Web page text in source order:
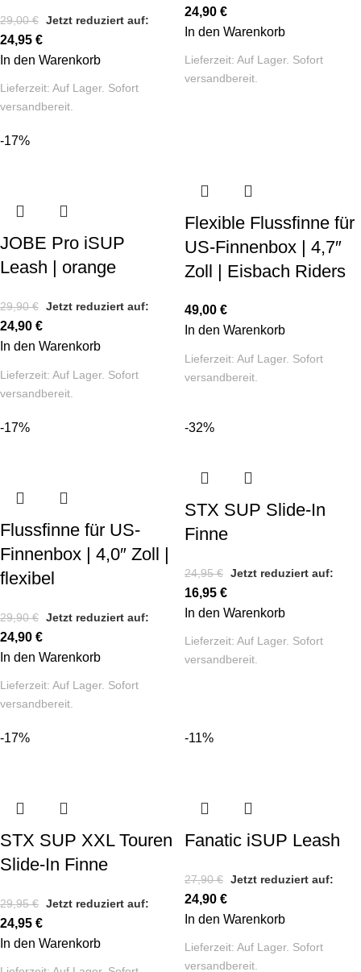
29,00€ Jetzt reduziert auf:
24,95 €
In den Warenkorb
Lieferzeit: Auf Lager. Sofort
versandbereit.
24,90 €
In den Warenkorb
Lieferzeit: Auf Lager. Sofort
versandbereit.
-17%
JOBE Pro iSUP
Leash | orange
29,90€ Jetzt reduziert auf:
24,90 €
In den Warenkorb
Lieferzeit: Auf Lager. Sofort
versandbereit.
Flexible Flussfinne für
US-Finnenbox | 4,7″
Zoll | Eisbach Riders
49,00 €
In den Warenkorb
Lieferzeit: Auf Lager. Sofort
versandbereit.
-17%
Flussfinne für US-
Finnenbox | 4,0″ Zoll |
flexibel
29,90€ Jetzt reduziert auf:
24,90 €
In den Warenkorb
Lieferzeit: Auf Lager. Sofort
versandbereit.
-32%
STX SUP Slide-In
Finne
24,95€ Jetzt reduziert auf:
16,95 €
In den Warenkorb
Lieferzeit: Auf Lager. Sofort
versandbereit.
-17%
STX SUP XXL Touren
Slide-In Finne
29,95€ Jetzt reduziert auf:
24,95 €
In den Warenkorb
-11%
Fanatic iSUP Leash
27,90€ Jetzt reduziert auf:
24,90 €
In den Warenkorb
Lieferzeit: Auf Lager. Sofort
versandbereit.